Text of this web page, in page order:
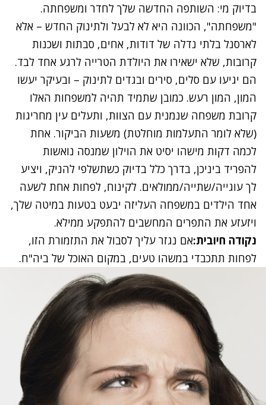
בדיוק מי: השותפה החדשה שלך לחדר ומשפחתה.
"משפחתה", הכוונה היא לא לבעל ולתינוק החדש – אלא
לארסנל בלתי נדלה של דודות, אחים, סבתות ושכנות
קרובות, שלא ישאירו את היולדת הטרייה לרגע אחד לבד.
הם יגיעו עם סלים, סירים ובגדים לתינוק – ובעיקר יעשו
המון, המון רעש. כמובן שתמיד תהיה למשפחות האלו
קרובת משפחה שנמנית עם הצוות, ותעלים עין מחריגות
(שלא לומר התעלמות מוחלטת) משעות הביקור. אחת
לכמה דקות מישהו יסיט את הוילון שמנסה נואשות
להפריד ביניכן, בדרך כלל בדיוק כשתשלפי להניק, ויציע
לך עוגייה/שתייה/ממולאים. לקינוח, לפחות אחת לשעה
אחד הילדים במשפחה העליזה יבעט בטעות במיטה שלך,
ויזעזע את התפרים המחשבים להתפקע ממילא.
נקודה חיובית:אם נגזר עליך לסבול את התזמורת הזו,
לפחות תתכבדי במשהו טעים, במקום האוכל של ביה"ח.